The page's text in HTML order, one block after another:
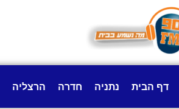
דף הבית נתניה חדרה הרצליה